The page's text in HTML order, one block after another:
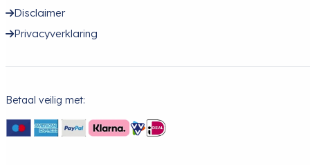
Disclaimer
Privacyverklaring
Betaal veilig met: